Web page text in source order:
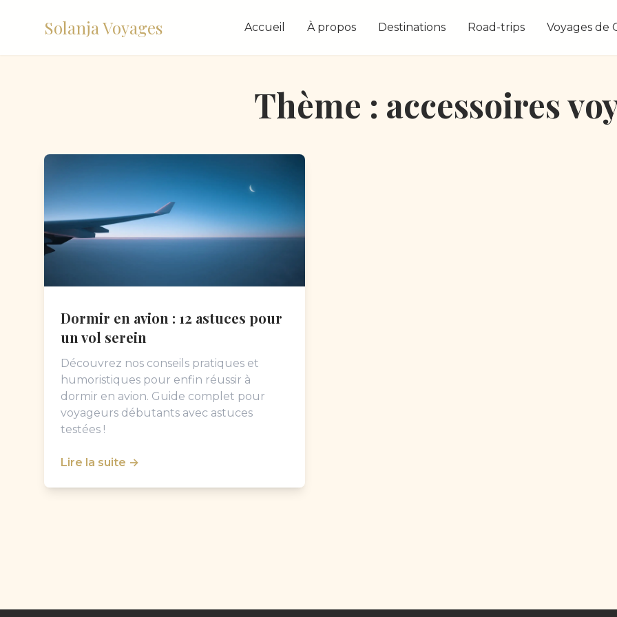
Solanja Voyages Accueil À propos Destinations Road-trips Voyages de
Thème : accessoires
Dormir en avion : 12 astuces pour
un vol serein
Découvrez nos conseils pratiques et
humoristiques pour enfin réussir à
dormir en avion. Guide complet pour
voyageurs débutants avec astuces
testées !
Lire la suite →